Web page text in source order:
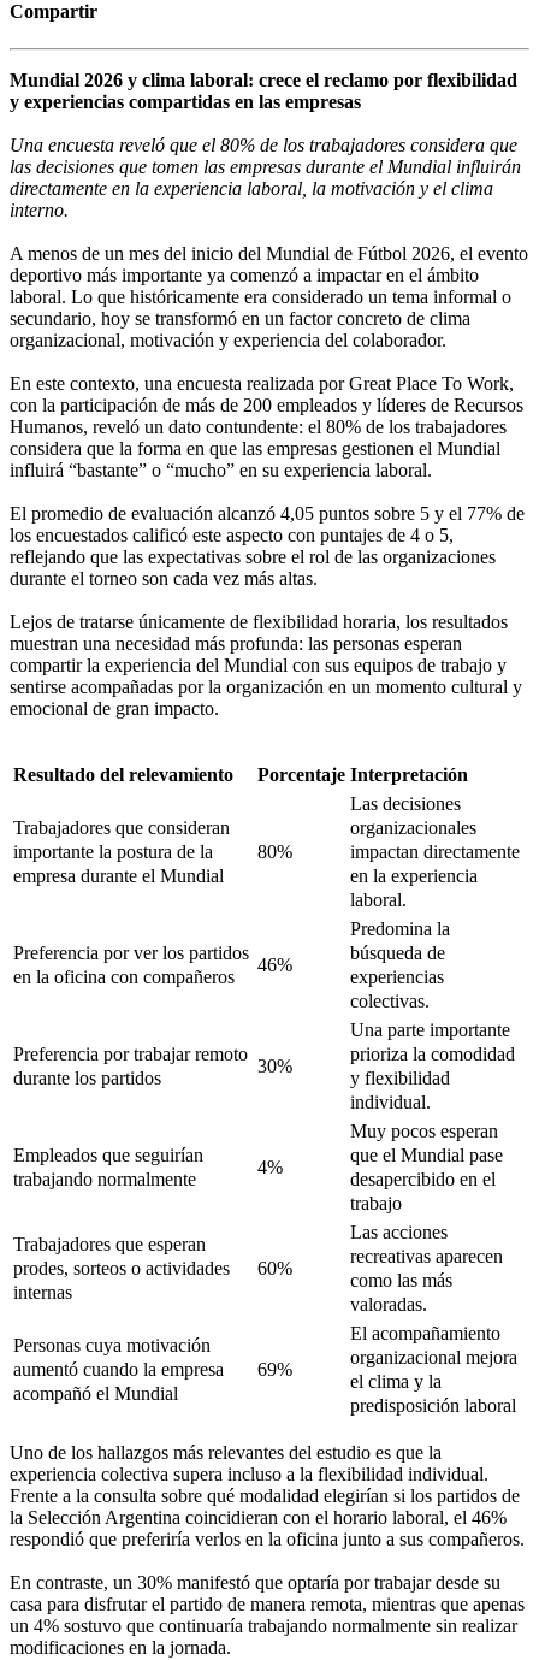
Compartir
Mundial 2026 y clima laboral: crece el reclamo por flexibilidad
y experiencias compartidas en las empresas
Una encuesta reveló que el 80% de los trabajadores considera que
las decisiones que tomen las empresas durante el Mundial influirán
directamente en la experiencia laboral, la motivación y el clima
interno.
A menos de un mes del inicio del Mundial de Fútbol 2026, el evento
deportivo más importante ya comenzó a impactar en el ámbito
laboral. Lo que históricamente era considerado un tema informal o
secundario, hoy se transformó en un factor concreto de clima
organizacional, motivación y experiencia del colaborador.
En este contexto, una encuesta realizada por Great Place To Work,
con la participación de más de 200 empleados y líderes de Recursos
Humanos, reveló un dato contundente: el 80% de los trabajadores
considera que la forma en que las empresas gestionen el Mundial
influirá “bastante” o “mucho” en su experiencia laboral.
El promedio de evaluación alcanzó 4,05 puntos sobre 5 y el 77% de
los encuestados calificó este aspecto con puntajes de 4 o 5,
reflejando que las expectativas sobre el rol de las organizaciones
durante el torneo son cada vez más altas.
Lejos de tratarse únicamente de flexibilidad horaria, los resultados
muestran una necesidad más profunda: las personas esperan
compartir la experiencia del Mundial con sus equipos de trabajo y
sentirse acompañadas por la organización en un momento cultural y
emocional de gran impacto.
Resultado del relevamiento Porcentaje Interpretación
Trabajadores que consideran
importante la postura de la
empresa durante el Mundial
80%
Las decisiones
organizacionales
impactan directamente
en la experiencia
laboral.
Preferencia por ver los partidos
en la oficina con compañeros
46%
Predomina la
búsqueda de
experiencias
colectivas.
Preferencia por trabajar remoto
durante los partidos
30%
Una parte importante
prioriza la comodidad
y flexibilidad
individual.
Empleados que seguirían
trabajando normalmente
4%
Muy pocos esperan
que el Mundial pase
desapercibido en el
trabajo
Trabajadores que esperan
prodes, sorteos o actividades
internas
60%
Las acciones
recreativas aparecen
como las más
valoradas.
Personas cuya motivación
aumentó cuando la empresa
acompañó el Mundial
69%
El acompañamiento
organizacional mejora
el clima y la
predisposición laboral
Uno de los hallazgos más relevantes del estudio es que la
experiencia colectiva supera incluso a la flexibilidad individual.
Frente a la consulta sobre qué modalidad elegirían si los partidos de
la Selección Argentina coincidieran con el horario laboral, el 46%
respondió que preferiría verlos en la oficina junto a sus compañeros.
En contraste, un 30% manifestó que optaría por trabajar desde su
casa para disfrutar el partido de manera remota, mientras que apenas
un 4% sostuvo que continuaría trabajando normalmente sin realizar
modificaciones en la jornada.